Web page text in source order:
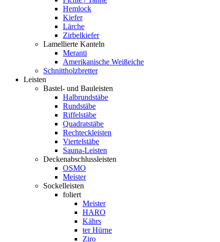
Hemlock
Kiefer
Lärche
Zirbelkiefer
Lamellierte Kanteln
Meranti
Amerikanische Weißeiche
Schnittholzbretter
Leisten
Bastel- und Bauleisten
Halbrundstäbe
Rundstäbe
Riffelstäbe
Quadratstäbe
Rechteckleisten
Viertelstäbe
Sauna-Leisten
Deckenabschlussleisten
OSMO
Meister
Sockelleisten
foliert
Meister
HARO
Kährs
ter Hürne
Ziro